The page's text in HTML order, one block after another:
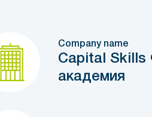
Company name
Capital Skills
академия